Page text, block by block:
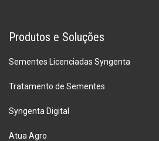
Produtos e Soluções
Sementes Licenciadas Syngenta
Tratamento de Sementes
Syngenta Digital
Atua Agro